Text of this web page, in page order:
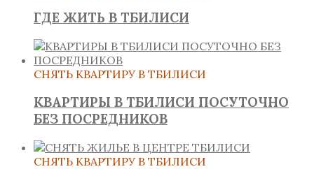
ГДЕ ЖИТЬ В ТБИЛИСИ
СНЯТЬ КВАРТИРУ В ТБИЛИСИ
КВАРТИРЫ В ТБИЛИСИ ПОСУТОЧНО
БЕЗ ПОСРЕДНИКОВ
СНЯТЬ КВАРТИРУ В ТБИЛИСИ